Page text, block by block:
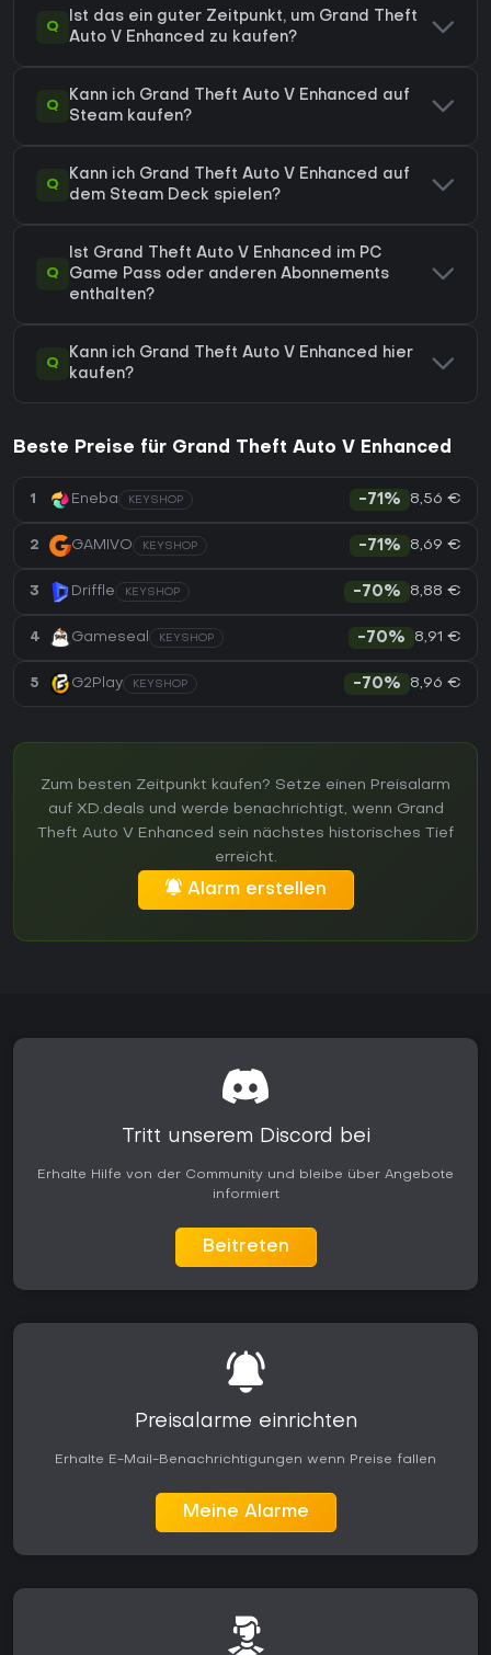
Q
Ist das ein guter Zeitpunkt, um Grand Theft
Auto V Enhanced zu kaufen?
Q
Kann ich Grand Theft Auto V Enhanced auf
Steam kaufen?
Q
Kann ich Grand Theft Auto V Enhanced auf
dem Steam Deck spielen?
Q
Ist Grand Theft Auto V Enhanced im PC
Game Pass oder anderen Abonnements
enthalten?
Q
Kann ich Grand Theft Auto V Enhanced hier
kaufen?
Beste Preise für Grand Theft Auto V Enhanced
1 Eneba KEYSHOP -71% 8,56 €
2 GAMIVO KEYSHOP -71% 8,69 €
3 Driffle KEYSHOP -70% 8,88 €
4 Gameseal KEYSHOP -70% 8,91 €
5 G2Play KEYSHOP -70% 8,96 €
Zum besten Zeitpunkt kaufen? Setze einen Preisalarm
auf XD.deals und werde benachrichtigt, wenn Grand
Theft Auto V Enhanced sein nächstes historisches Tief
erreicht.
Alarm erstellen
Tritt unserem Discord bei
Erhalte Hilfe von der Community und bleibe über Angebote
informiert
Beitreten
Preisalarme einrichten
Erhalte E-Mail-Benachrichtigungen wenn Preise fallen
Meine Alarme